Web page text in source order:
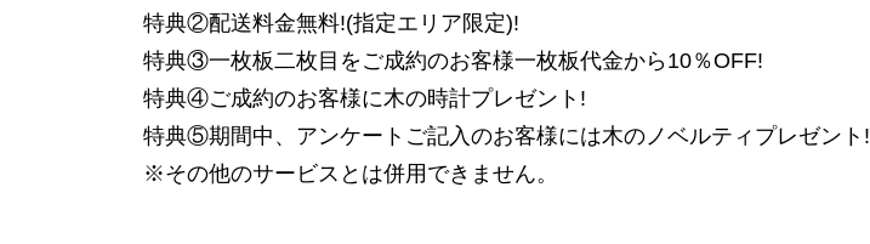
特典②配送料金無料!(指定エリア限定)!
特典③一枚板二枚目をご成約のお客様一枚板代金から10％OFF!
特典④ご成約のお客様に木の時計プレゼント!
特典⑤期間中、アンケートご記入のお客様には木のノベルティプレゼント!
※その他のサービスとは併用できません。